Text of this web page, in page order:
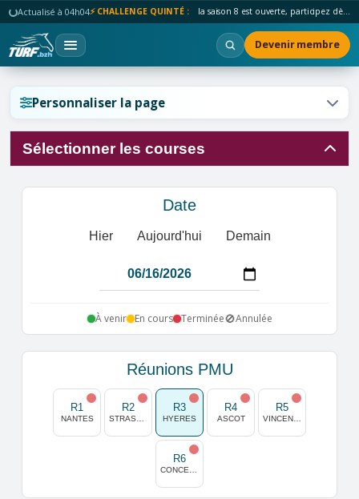
Actualisé à 04h04⚡ CHALLENGE QUINTÉ : la saison 8 est ouverte, participez dès maintenant !
Devenir membre
Personnaliser la page
Sélectionner les courses
Date
Hier Aujourd'hui Demain
À venir En cours Terminée🚫Annulée
Réunions PMU
R1
NANTES
R2 R3
HYERES
R4
ASCOT
R5
R6
Réinitialiser l'affichage ?
Réinitialiser